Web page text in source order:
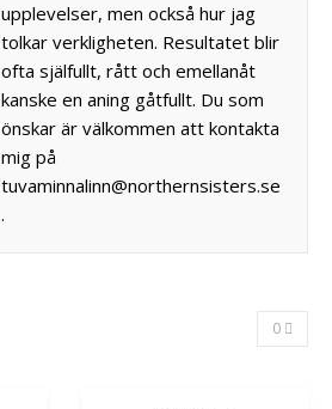
upplevelser, men också hur jag
tolkar verkligheten. Resultatet blir
ofta själfullt, rått och emellanåt
kanske en aning gåtfullt. Du som
önskar är välkommen att kontakta
mig på
tuvaminnalinn@northernsisters.se
.
0